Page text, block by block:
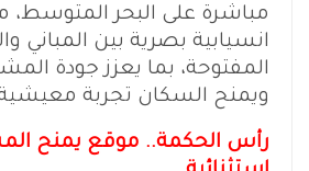
مباشرة على البحر المتوسط،
انسيابية بصرية بين المباني
المفتوحة، بما يعزز جودة
ويمنح السكان تجربة معيشية
رأس الحكمة.. موقع يمنح